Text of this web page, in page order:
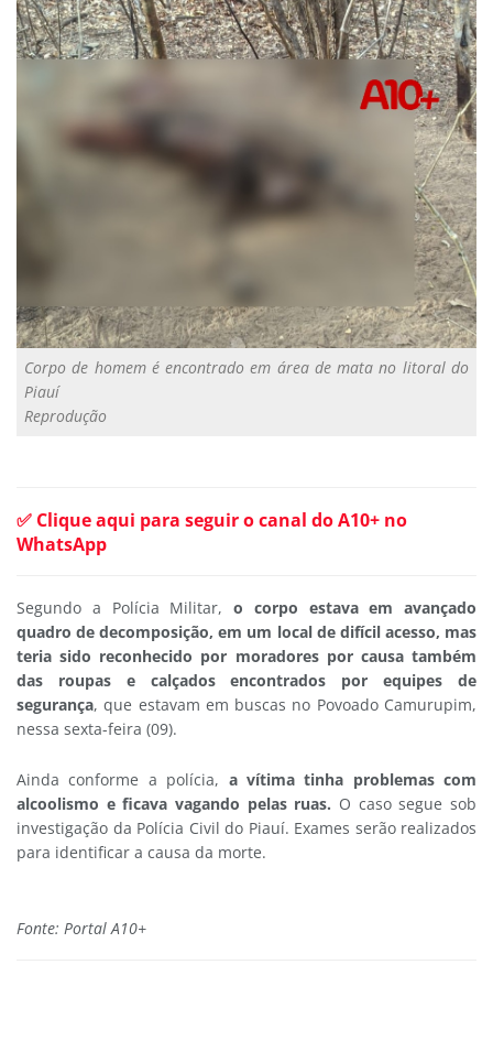
Corpo de homem é encontrado em área de mata no litoral do
Piauí
Reprodução
✅ Clique aqui para seguir o canal do A10+ no
WhatsApp
Segundo a Polícia Militar, o corpo estava em avançado
quadro de decomposição, em um local de difícil acesso, mas
teria sido reconhecido por moradores por causa também
das roupas e calçados encontrados por equipes de
segurança, que estavam em buscas no Povoado Camurupim,
nessa sexta-feira (09).
Ainda conforme a polícia, a vítima tinha problemas com
alcoolismo e ficava vagando pelas ruas. O caso segue sob
investigação da Polícia Civil do Piauí. Exames serão realizados
para identificar a causa da morte.
Fonte: Portal A10+